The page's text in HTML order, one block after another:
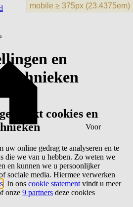
Voor
en
cookies en
uw online gedrag te analyseren en te
die we van u hebben. Zo weten we
en kunnen we u persoonlijker
sociale media. Hiermee verwerken
. In onscookie statement vindt u meer
onze9 partners deze cookies